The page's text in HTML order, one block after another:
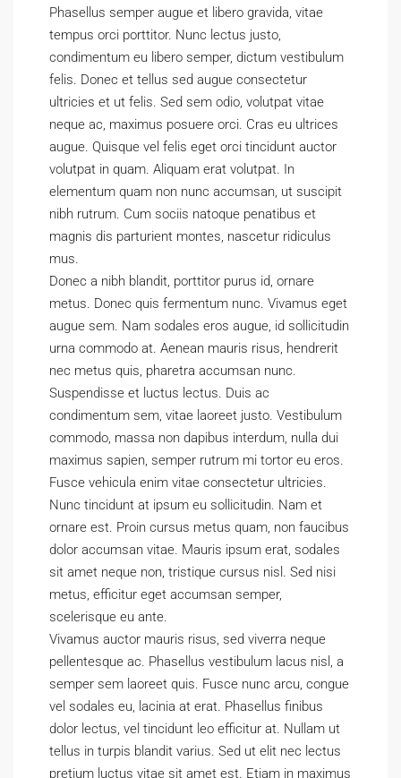
Phasellus semper augue et libero gravida, vitae
tempus orci porttitor. Nunc lectus justo,
condimentum eu libero semper, dictum vestibulum
felis. Donec et tellus sed augue consectetur
ultricies et ut felis. Sed sem odio, volutpat vitae
neque ac, maximus posuere orci. Cras eu ultrices
augue. Quisque vel felis eget orci tincidunt auctor
volutpat in quam. Aliquam erat volutpat. In
elementum quam non nunc accumsan, ut suscipit
nibh rutrum. Cum sociis natoque penatibus et
magnis dis parturient montes, nascetur ridiculus
mus.
Donec a nibh blandit, porttitor purus id, ornare
metus. Donec quis fermentum nunc. Vivamus eget
augue sem. Nam sodales eros augue, id sollicitudin
urna commodo at. Aenean mauris risus, hendrerit
nec metus quis, pharetra accumsan nunc.
Suspendisse et luctus lectus. Duis ac
condimentum sem, vitae laoreet justo. Vestibulum
commodo, massa non dapibus interdum, nulla dui
maximus sapien, semper rutrum mi tortor eu eros.
Fusce vehicula enim vitae consectetur ultricies.
Nunc tincidunt at ipsum eu sollicitudin. Nam et
ornare est. Proin cursus metus quam, non faucibus
dolor accumsan vitae. Mauris ipsum erat, sodales
sit amet neque non, tristique cursus nisl. Sed nisi
metus, efficitur eget accumsan semper,
scelerisque eu ante.
Vivamus auctor mauris risus, sed viverra neque
pellentesque ac. Phasellus vestibulum lacus nisl, a
semper sem laoreet quis. Fusce nunc arcu, congue
vel sodales eu, lacinia at erat. Phasellus finibus
dolor lectus, vel tincidunt leo efficitur at. Nullam ut
tellus in turpis blandit varius. Sed ut elit nec lectus
pretium luctus vitae sit amet est. Etiam in maximus